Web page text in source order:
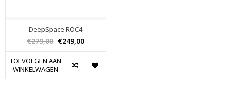
DeepSpace ROC4
€279,00 €249,00
TOEVOEGEN AAN
WINKELWAGEN